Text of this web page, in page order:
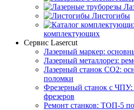
Листогибы
комплектующих
Сервис Lasercut
Лазерный маркер:
Лазерный металлорез:
Лазерный станок СО2:
поломки
Фрезерный станок с ЧПУ:
фрезеров
Ремонт станков: ТОП-5